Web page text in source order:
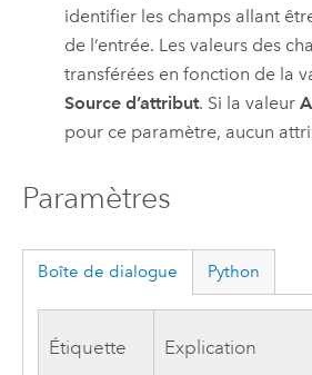
identifier les champs allant
de l’entrée. Les valeurs des
transférées en fonction de la
Source d’attribut. Si la valeur
pour ce paramètre, aucun
Paramètres
Boîte de dialogue Python
Étiquette Explication